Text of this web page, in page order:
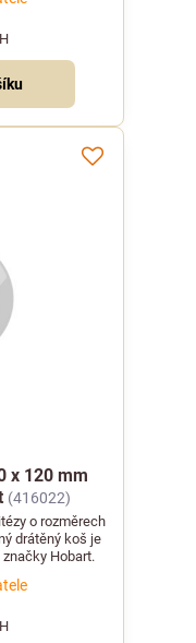
x 120 mm
(416022)
o rozměrech
drátěný koš je
Hobart.